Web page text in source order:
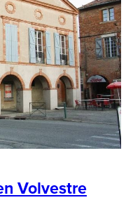
Volvestre